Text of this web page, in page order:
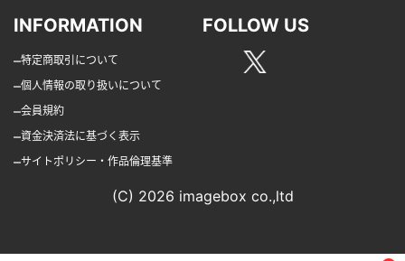
INFORMATION
–特定商取引について
–個人情報の取り扱いについて
–会員規約
–資金決済法に基づく表示
–サイトポリシー・作品倫理基準
FOLLOW US
(C) 2026 imagebox co.,ltd